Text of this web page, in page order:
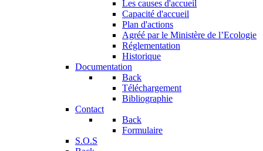
Les causes d'accueil
Capacité d'accueil
Plan d'actions
Agréé par le Ministère de l’Ecologie
Réglementation
Historique
Documentation
Back
Téléchargement
Bibliographie
Contact
Back
Formulaire
S.O.S